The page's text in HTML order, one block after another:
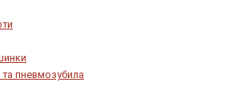
пневмозубила